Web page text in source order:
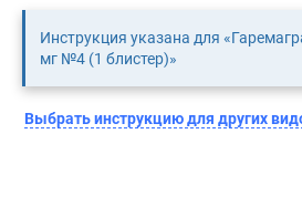
Инструкция указана для
мг №4 (1 блистер)»
Выбрать инструкцию для других